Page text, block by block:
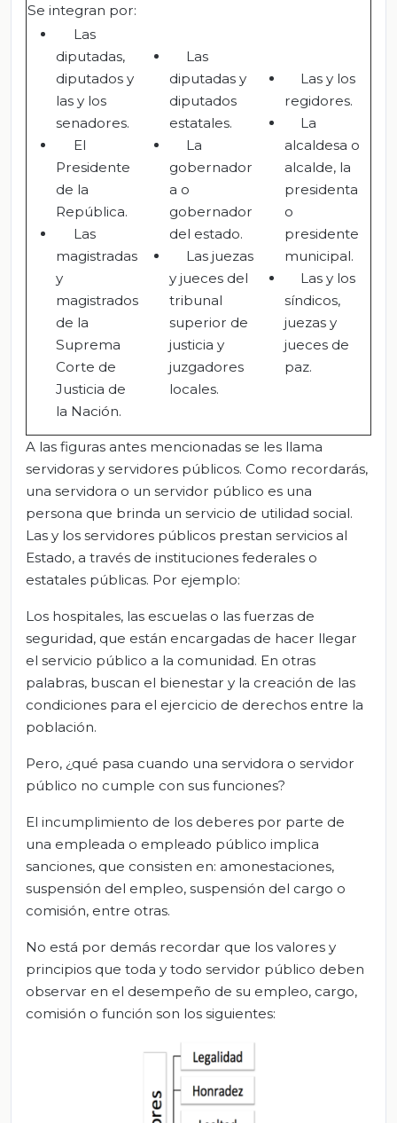
Se integran por:
Las
diputadas,
diputados y
las y los
senadores.
El
Presidente
de la
República.
Las
magistradas
y
magistrados
de la
Suprema
Corte de
Justicia de
la Nación.
Las
diputadas y
diputados
estatales.
La
gobernador
a o
gobernador
del estado.
Las juezas
y jueces del
tribunal
superior de
justicia y
juzgadores
locales.
Las y los
regidores.
La
alcaldesa o
alcalde, la
presidenta
o
presidente
municipal.
Las y los
síndicos,
juezas y
jueces de
paz.
A las figuras antes mencionadas se les llama
servidoras y servidores públicos. Como recordarás,
una servidora o un servidor público es una
persona que brinda un servicio de utilidad social.
Las y los servidores públicos prestan servicios al
Estado, a través de instituciones federales o
estatales públicas. Por ejemplo:
Los hospitales, las escuelas o las fuerzas de
seguridad, que están encargadas de hacer llegar
el servicio público a la comunidad. En otras
palabras, buscan el bienestar y la creación de las
condiciones para el ejercicio de derechos entre la
población.
Pero, ¿qué pasa cuando una servidora o servidor
público no cumple con sus funciones?
El incumplimiento de los deberes por parte de
una empleada o empleado público implica
sanciones, que consisten en: amonestaciones,
suspensión del empleo, suspensión del cargo o
comisión, entre otras.
No está por demás recordar que los valores y
principios que toda y todo servidor público deben
observar en el desempeño de su empleo, cargo,
comisión o función son los siguientes: